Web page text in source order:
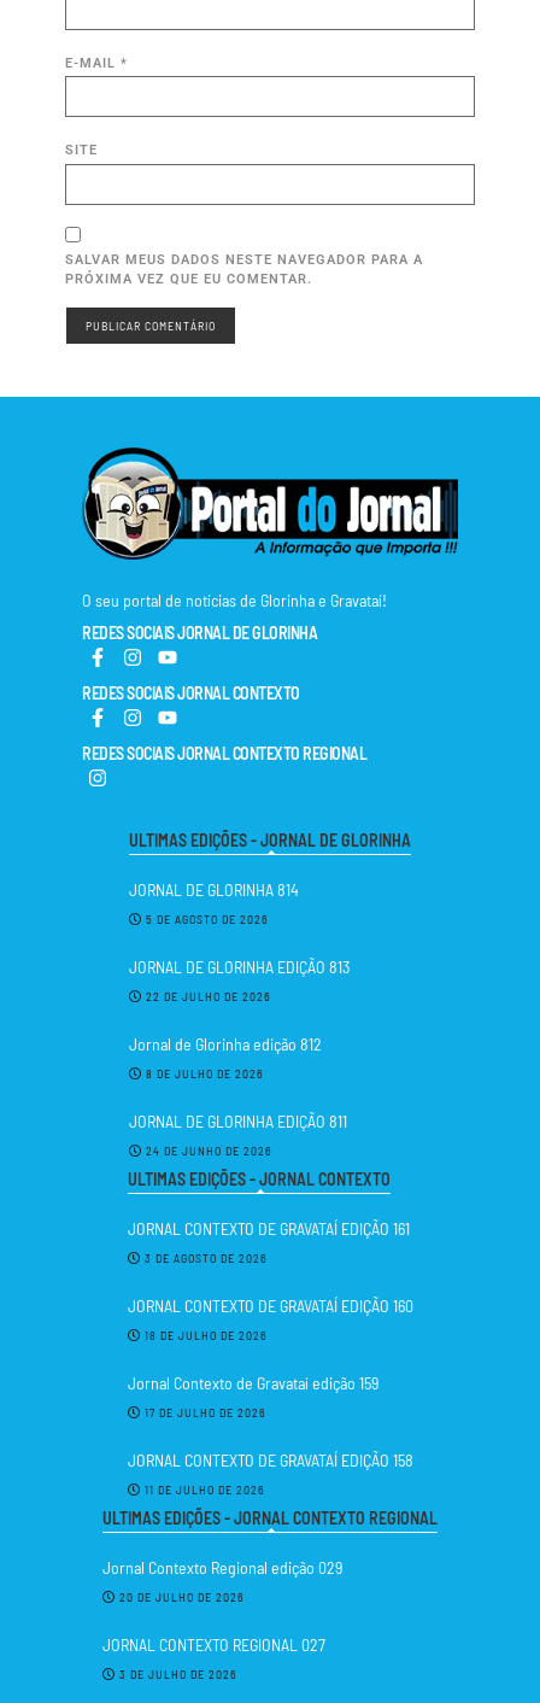
E-MAIL *
SITE
SALVAR MEUS DADOS NESTE NAVEGADOR PARA A
PRÓXIMA VEZ QUE EU COMENTAR.
O seu portal de notícias de Glorinha e Gravataí!
REDES SOCIAIS JORNAL DE GLORINHA
REDES SOCIAIS JORNAL CONTEXTO
REDES SOCIAIS JORNAL CONTEXTO REGIONAL
ULTIMAS EDIÇÕES - JORNAL DE GLORINHA
JORNAL DE GLORINHA 814
5 DE AGOSTO DE 2026
JORNAL DE GLORINHA EDIÇÃO 813
22 DE JULHO DE 2026
Jornal de Glorinha edição 812
8 DE JULHO DE 2026
JORNAL DE GLORINHA EDIÇÃO 811
24 DE JUNHO DE 2026
ULTIMAS EDIÇÕES - JORNAL CONTEXTO
JORNAL CONTEXTO DE GRAVATAÍ EDIÇÃO 161
3 DE AGOSTO DE 2026
JORNAL CONTEXTO DE GRAVATAÍ EDIÇÃO 160
18 DE JULHO DE 2026
Jornal Contexto de Gravataí edição 159
17 DE JULHO DE 2026
JORNAL CONTEXTO DE GRAVATAÍ EDIÇÃO 158
11 DE JULHO DE 2026
ULTIMAS EDIÇÕES - JORNAL CONTEXTO REGIONAL
Jornal Contexto Regional edição 029
20 DE JULHO DE 2026
JORNAL CONTEXTO REGIONAL 027
3 DE JULHO DE 2026